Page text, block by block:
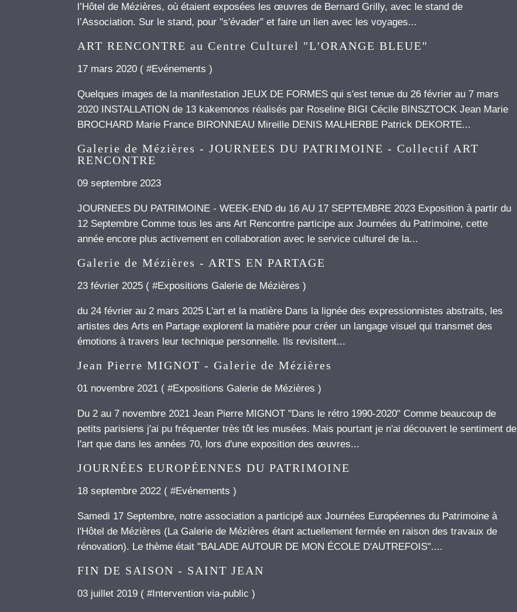
l’Hôtel de Mézières, où étaient exposées les œuvres de Bernard Grilly, avec le stand de
l’Association. Sur le stand, pour "s'évader" et faire un lien avec les voyages...
ART RENCONTRE au Centre Culturel "L'ORANGE BLEUE"
17 mars 2020 ( #Evénements )
Quelques images de la manifestation JEUX DE FORMES qui s'est tenue du 26 février au 7 mars
2020 INSTALLATION de 13 kakemonos réalisés par Roseline BIGI Cécile BINSZTOCK Jean Marie
BROCHARD Marie France BIRONNEAU Mireille DENIS MALHERBE Patrick DEKORTE...
Galerie de Mézières - JOURNEES DU PATRIMOINE - Collectif ART
RENCONTRE
09 septembre 2023
JOURNEES DU PATRIMOINE - WEEK-END du 16 AU 17 SEPTEMBRE 2023 Exposition à partir du
12 Septembre Comme tous les ans Art Rencontre participe aux Journées du Patrimoine, cette
année encore plus activement en collaboration avec le service culturel de la...
Galerie de Mézières - ARTS EN PARTAGE
23 février 2025 ( #Expositions Galerie de Mézières )
du 24 février au 2 mars 2025 L'art et la matière Dans la lignée des expressionnistes abstraits, les
artistes des Arts en Partage explorent la matière pour créer un langage visuel qui transmet des
émotions à travers leur technique personnelle. Ils revisitent...
Jean Pierre MIGNOT - Galerie de Mézières
01 novembre 2021 ( #Expositions Galerie de Mézières )
Du 2 au 7 novembre 2021 Jean Pierre MIGNOT "Dans le rétro 1990-2020" Comme beaucoup de
petits parisiens j'ai pu fréquenter très tôt les musées. Mais pourtant je n'ai découvert le sentiment de
l'art que dans les années 70, lors d'une exposition des œuvres...
JOURNÉES EUROPÉENNES DU PATRIMOINE
18 septembre 2022 ( #Evénements )
Samedi 17 Septembre, notre association a participé aux Journées Européennes du Patrimoine à
l'Hôtel de Mézières (La Galerie de Mézières étant actuellement fermée en raison des travaux de
rénovation). Le thème était "BALADE AUTOUR DE MON ÉCOLE D'AUTREFOIS"....
FIN DE SAISON - SAINT JEAN
03 juillet 2019 ( #Intervention via-public )